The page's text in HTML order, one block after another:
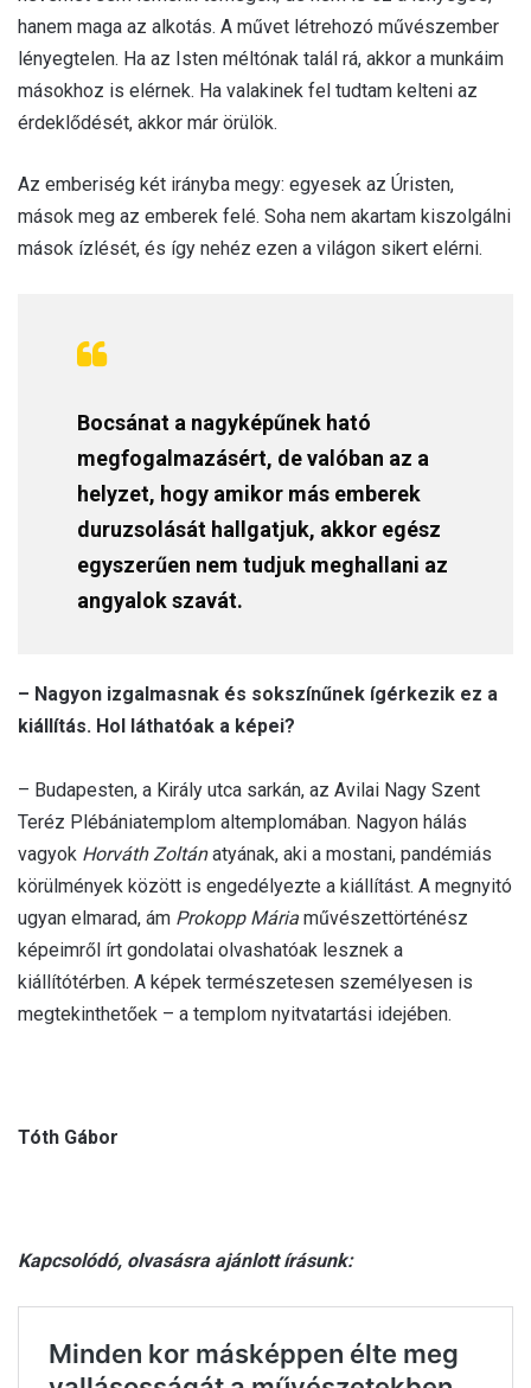
hanem maga az alkotás. A művet létrehozó művészember
lényegtelen. Ha az Isten méltónak talál rá, akkor a munkáim
másokhoz is elérnek. Ha valakinek fel tudtam kelteni az
érdeklődését, akkor már örülök.
Az emberiség két irányba megy: egyesek az Úristen,
mások meg az emberek felé. Soha nem akartam kiszolgálni
mások ízlését, és így nehéz ezen a világon sikert elérni.
Bocsánat a nagyképűnek ható
megfogalmazásért, de valóban az a
helyzet, hogy amikor más emberek
duruzsolását hallgatjuk, akkor egész
egyszerűen nem tudjuk meghallani az
angyalok szavát.
– Nagyon izgalmasnak és sokszínűnek ígérkezik ez a
kiállítás. Hol láthatóak a képei?
– Budapesten, a Király utca sarkán, az Avilai Nagy Szent
Teréz Plébániatemplom altemplomában. Nagyon hálás
vagyok Horváth Zoltánatyának, aki a mostani, pandémiás
körülmények között is engedélyezte a kiállítást. A megnyitó
ugyan elmarad, ám Prokopp Mária művészettörténész
képeimről írt gondolatai olvashatóak lesznek a
kiállítótérben. A képek természetesen személyesen is
megtekinthetőek – a templom nyitvatartási idejében.
Tóth Gábor
Kapcsolódó, olvasásra ajánlott írásunk: